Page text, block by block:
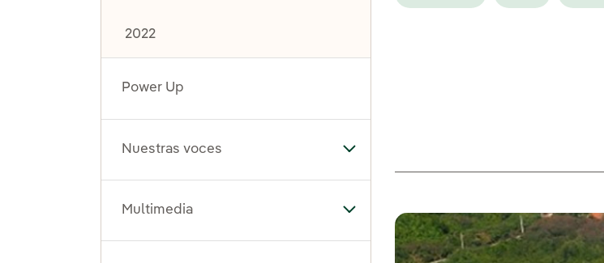
2022
Power Up
Nuestras voces Alternar el submenú para Nuestras voces
Multimedia Alternar el submenú para Multimedia